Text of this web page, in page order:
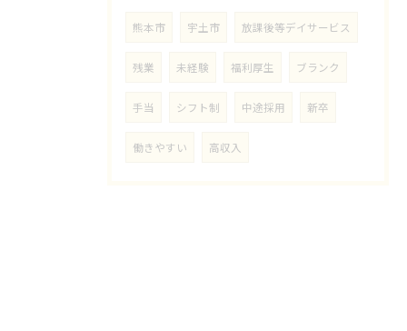
熊本市 宇土市 放課後等デイサービス
残業 未経験 福利厚生 ブランク
手当 シフト制 中途採用 新卒
働きやすい 高収入